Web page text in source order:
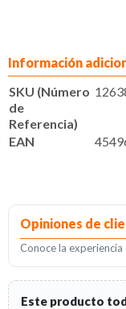
Información
SKU (Número
de
Referencia)
EAN
Opiniones de
Conoce la
Este producto